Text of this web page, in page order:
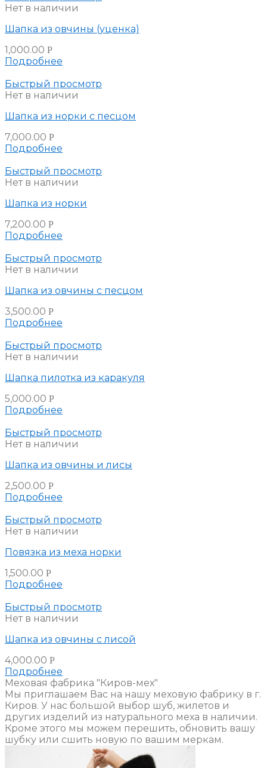
Нет в наличии
Шапка из овчины (уценка)
1,000.00 Р
Подробнее
Быстрый просмотр
Нет в наличии
Шапка из норки с песцом
7,000.00 Р
Подробнее
Быстрый просмотр
Нет в наличии
Шапка из норки
7,200.00 Р
Подробнее
Быстрый просмотр
Нет в наличии
Шапка из овчины с песцом
3,500.00 Р
Подробнее
Быстрый просмотр
Нет в наличии
Шапка пилотка из каракуля
5,000.00 Р
Подробнее
Быстрый просмотр
Нет в наличии
Шапка из овчины и лисы
2,500.00 Р
Подробнее
Быстрый просмотр
Нет в наличии
Повязка из меха норки
1,500.00 Р
Подробнее
Быстрый просмотр
Нет в наличии
Шапка из овчины с лисой
4,000.00 Р
Подробнее
Меховая фабрика "Киров-мех"
Мы приглашаем Вас на нашу меховую фабрику в г.
Киров. У нас большой выбор шуб, жилетов и
других изделий из натурального меха в наличии.
Кроме этого мы можем перешить, обновить вашу
шубку или сшить новую по вашим меркам.